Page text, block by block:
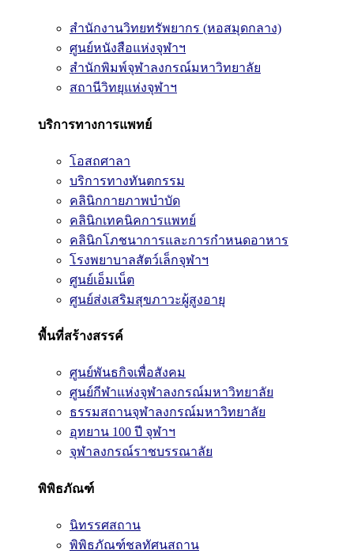
สำนักงานวิทยทรัพยากร (หอสมุดกลาง)
ศูนย์หนังสือแห่งจุฬาฯ
สำนักพิมพ์จุฬาลงกรณ์มหาวิทยาลัย
สถานีวิทยุแห่งจุฬาฯ
บริการทางการแพทย์
โอสถศาลา
บริการทางทันตกรรม
คลินิกกายภาพบำบัด
คลินิกเทคนิคการแพทย์
คลินิกโภชนาการและการกำหนดอาหาร
โรงพยาบาลสัตว์เล็กจุฬาฯ
ศูนย์เอ็มเน็ต
ศูนย์ส่งเสริมสุขภาวะผู้สูงอายุ
พื้นที่สร้างสรรค์
ศูนย์พันธกิจเพื่อสังคม
ศูนย์กีฬาแห่งจุฬาลงกรณ์มหาวิทยาลัย
ธรรมสถานจุฬาลงกรณ์มหาวิทยาลัย
อุทยาน 100 ปี จุฬาฯ
จุฬาลงกรณ์ราชบรรณาลัย
พิพิธภัณฑ์
นิทรรศสถาน
พิพิธภัณฑ์ชลทัศนสถาน